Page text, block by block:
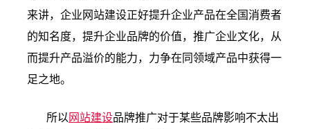
来讲，企业网站建设正好提升企业产品在全国消费者
的知名度，提升企业品牌的价值，推广企业文化，从
而提升产品溢价的能力，力争在同领域产品中获得一
足之地。
所以 网站建设品牌推广对于某些品牌影响不太出